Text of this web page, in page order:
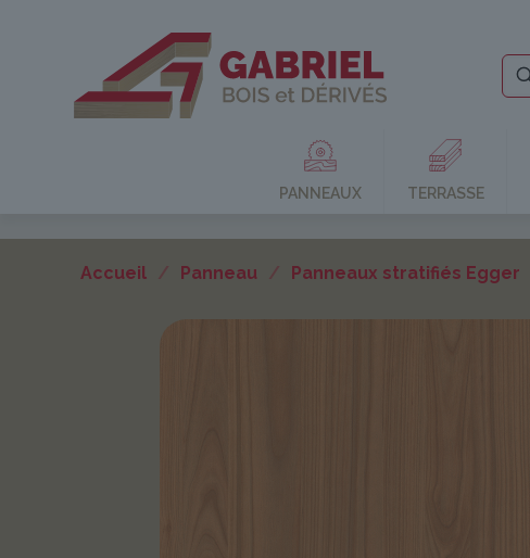
PANNEAUX TERRASSE
Accueil / Panneau / Panneaux stratifiés Egger